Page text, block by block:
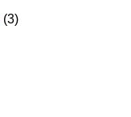
(3)